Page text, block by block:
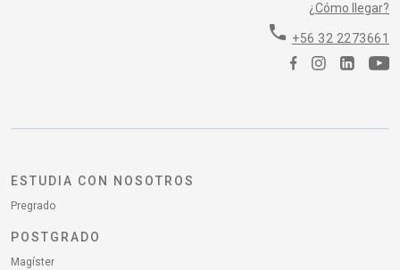
¿Cómo llegar?
phone +56 32 2273661
ESTUDIA CON NOSOTROS
Pregrado
POSTGRADO
Magíster